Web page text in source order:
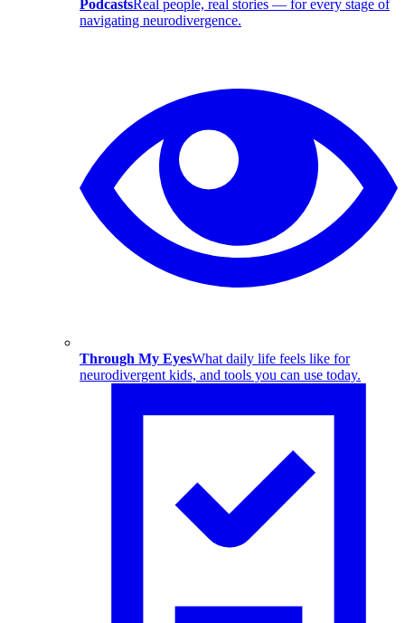
PodcastsReal people, real stories — for every stage of
navigating neurodivergence.
Through My EyesWhat daily life feels like for
neurodivergent kids, and tools you can use today.